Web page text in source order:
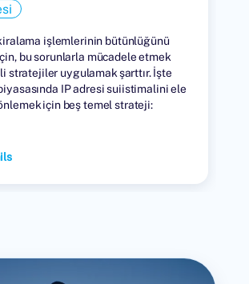
işlemlerinin bütünlüğünü
bu sorunlarla mücadele etmek
stratejiler uygulamak şarttır. İşte
IP adresi suiistimalini ele
için beş temel strateji: